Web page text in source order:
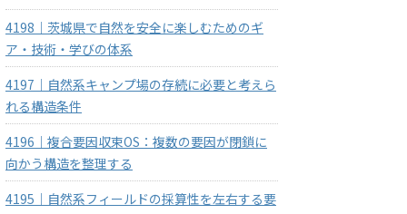
4198｜茨城県で自然を安全に楽しむためのギ
ア・技術・学びの体系
4197｜自然系キャンプ場の存続に必要と考えら
れる構造条件
4196｜複合要因収束OS：複数の要因が閉鎖に
向かう構造を整理する
4195｜自然系フィールドの採算性を左右する要